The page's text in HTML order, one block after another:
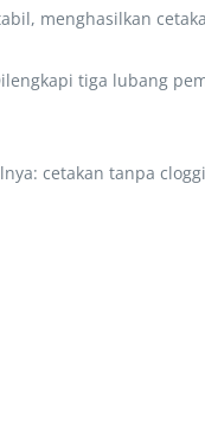
menghasilkan
tiga lubang
cetakan tanpa